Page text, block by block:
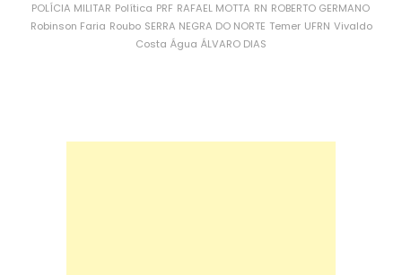
POLÍCIA MILITAR Política PRF RAFAEL MOTTA RN ROBERTO GERMANO
Robinson Faria Roubo SERRA NEGRA DO NORTE Temer UFRN Vivaldo
Costa Água ÁLVARO DIAS